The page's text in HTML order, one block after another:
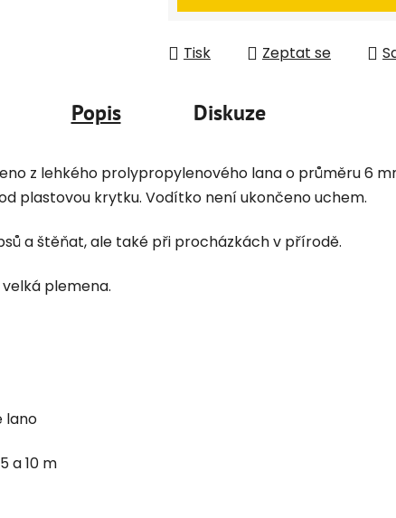
Tisk Zeptat se
Popis Diskuze
z lehkého prolypropylenového lana o průměru 6
plastovou krytku. Vodítko není ukončeno uchem.
a štěňat, ale také při procházkách v přírodě.
plemena.
lano
5 a 10 m